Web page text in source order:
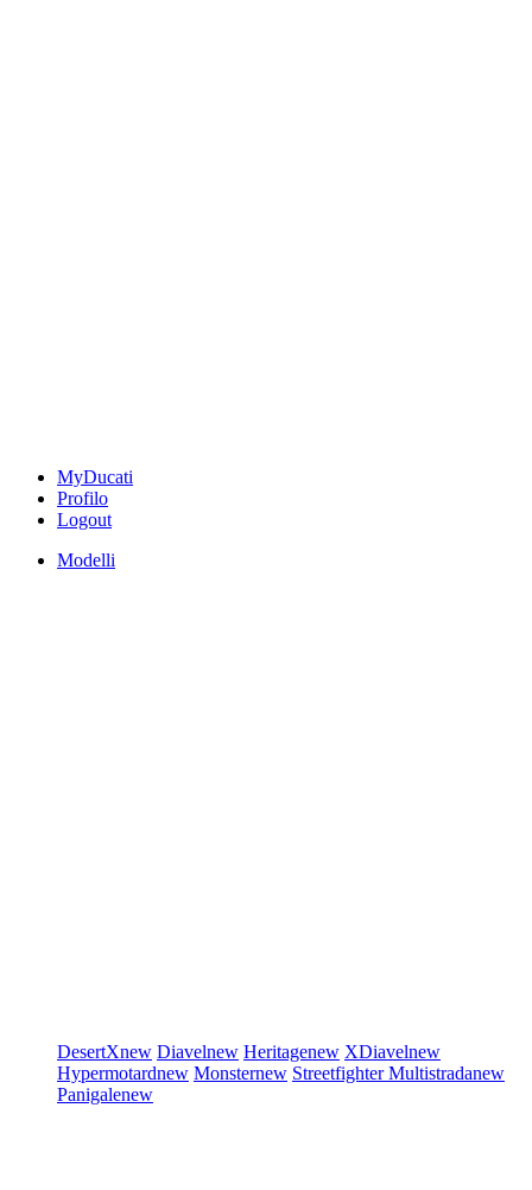
MyDucati
Profilo
Logout
Modelli
DesertXnew Diavelnew Heritagenew XDiavelnew
Hypermotardnew Monsternew StreetfighterMultistradanew
Panigalenew